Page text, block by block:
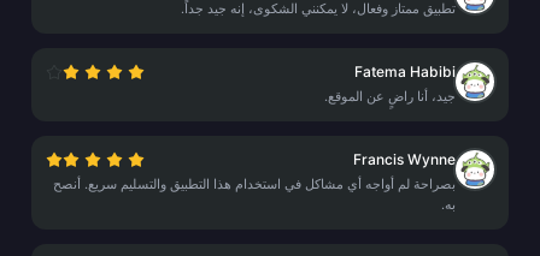
تطبيق ممتاز وفعال، لا يمكنني الشكوى، إنه جيد جداً.
Fatema Habibi
جيد، أنا راضٍ عن الموقع.
Francis Wynne
بصراحة لم أواجه أي مشاكل في استخدام هذا التطبيق والتسليم سريع. أنصح
به.